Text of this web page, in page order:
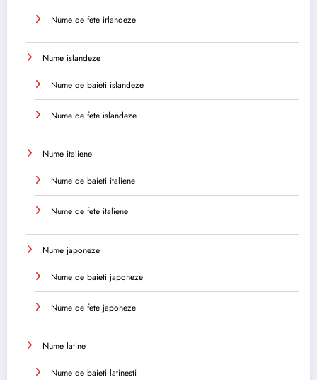
Nume de fete irlandeze
Nume islandeze
Nume de baieti islandeze
Nume de fete islandeze
Nume italiene
Nume de baieti italiene
Nume de fete italiene
Nume japoneze
Nume de baieti japoneze
Nume de fete japoneze
Nume latine
Nume de baieti latinesti